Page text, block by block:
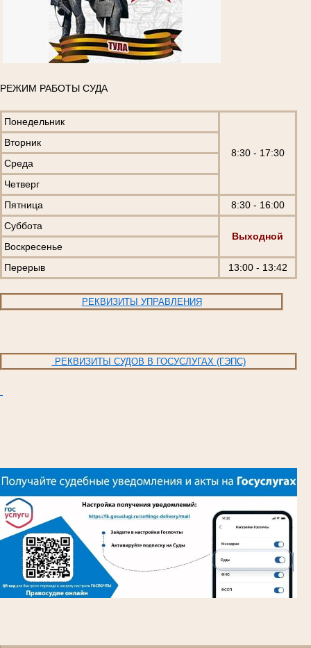
РЕЖИМ РАБОТЫ СУДА
Понедельник
8:30 - 17:30
Вторник
Среда
Четверг
Пятница
8:30 - 16:00
Суббота
Выходной
Воскресенье
Перерыв
13:00 - 13:42
РЕКВИЗИТЫ УПРАВЛЕНИЯ
РЕКВИЗИТЫ СУДОВ В ГОСУСЛУГАХ (ГЭПС)